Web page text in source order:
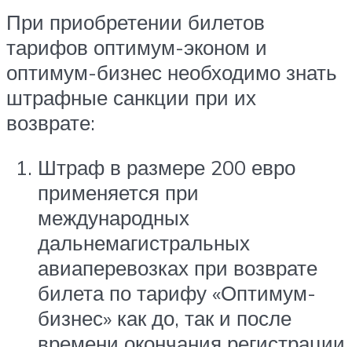
При приобретении билетов
тарифов оптимум-эконом и
оптимум-бизнес необходимо знать
штрафные санкции при их
возврате:
Штраф в размере 200 евро
применяется при
международных
дальнемагистральных
авиаперевозках при возврате
билета по тарифу «Оптимум-
бизнес» как до, так и после